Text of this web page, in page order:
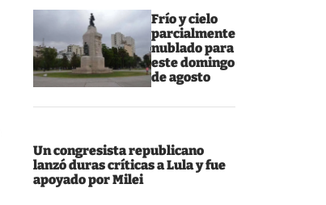
Frío y cielo
parcialmente
nublado para
este domingo
de agosto
Un congresista republicano
lanzó duras críticas a Lula y fue
apoyado por Milei